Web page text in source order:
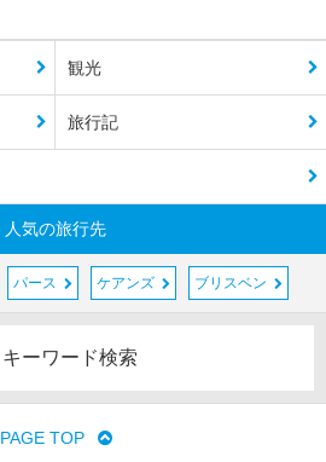
観光
旅行記
人気の旅行先
パース ケアンズ ブリスベン
キーワード検索
PAGE TOP